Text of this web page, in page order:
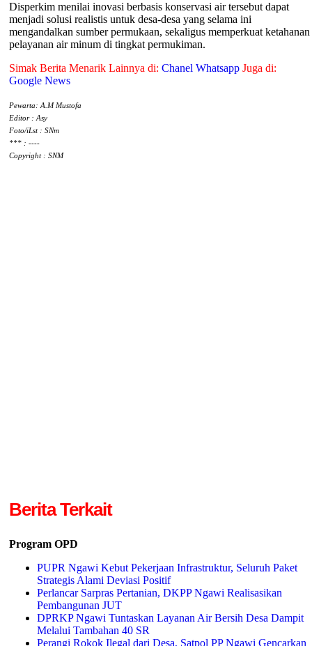
Disperkim menilai inovasi berbasis konservasi air tersebut dapat
menjadi solusi realistis untuk desa-desa yang selama ini
mengandalkan sumber permukaan, sekaligus memperkuat ketahanan
pelayanan air minum di tingkat permukiman.
Simak Berita Menarik Lainnya di: Chanel Whatsapp Juga di:
Google News
Pewarta: A.M Mustofa
Editor : Asy
Foto/iLst : SNm
*** : ----
Copyright : SNM
Berita Terkait
Program OPD
PUPR Ngawi Kebut Pekerjaan Infrastruktur, Seluruh Paket
Strategis Alami Deviasi Positif
Perlancar Sarpras Pertanian, DKPP Ngawi Realisasikan
Pembangunan JUT
DPRKP Ngawi Tuntaskan Layanan Air Bersih Desa Dampit
Melalui Tambahan 40 SR
Perangi Rokok Ilegal dari Desa, Satpol PP Ngawi Gencarkan